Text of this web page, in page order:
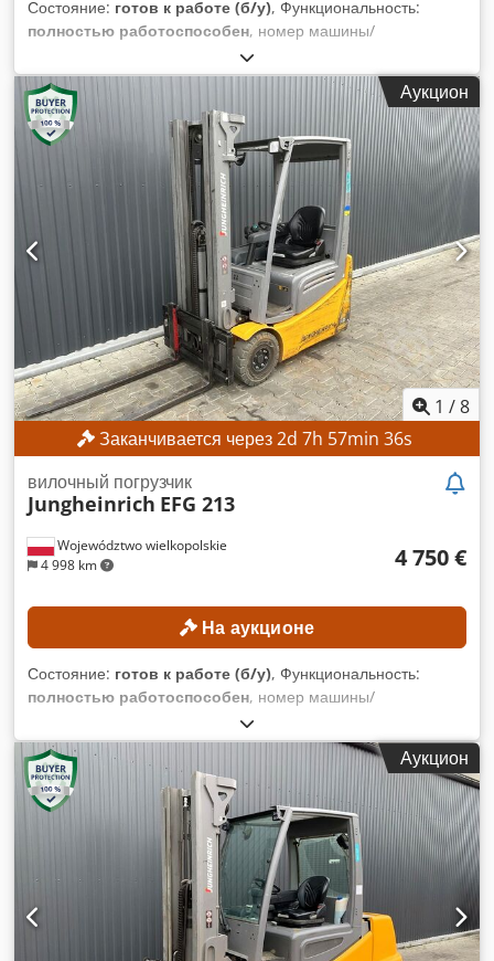
Состояние: готов к работе (б/у), Функциональность:
полностью работоспособен, номер машины/
H2X386H10283
2017, моточасы:5 612 h, высота подъема:4 625 мм,
свободный ход подъема:
, строительная высота:
2 121 мм , Оборудование:боковое смещение,
Минимальная цена отсутствует – гарантированная продажа
по самой высокой ставке! ТЕХНИЧЕСКИЕ
ХАРАКТЕРИСТИКИ Высота подъема: 4625 мм Габаритная
высота: 2121 мм Dedpfx Aszrlwienlswa Высота свободного
подъема: 1500 мм ХАРАКТЕРИСТИКИ МАШИНЫ Тип
мачты: трехсекционная мачта со свободным подъемом
Напряжение аккумулятора: 48 В Емкость аккумулятора: 585
Ач Шины: новые Наработка: 5612 ч КОМПЛЕКТАЦИЯ
Кабина Аккумулятор Зарядное устройство Боковой сдвиг
Внешний идентификатор: SL11370SP
Аукцион
1 /8
Заканчивается через2d 7h 57min 33s
Województwo wielkopolskie
4 998 km
вилочный погрузчик
Jungheinrich EFG 213
4 750 €
На аукционе
Состояние: готов к работе (б/у), Функциональность:
полностью работоспособен, номер машины/
FN651047
моточасы:17 268 h, высота подъема:4 700 мм, свободный
ход подъема:1 535 мм, тип мачты: триплекс
строительная высота: 2 125 мм , Оборудование:боковое
смещение
, Минимальная цена отсутствует –
гарантированная продажа по самой высокой цене!
ТЕХНИЧЕСКИЕ ХАРАКТЕРИСТИКИ Высота подъема: 4700
мм Общая высота: 2125 мм Высота свободного подъема:
1535 мм Dsdpfx Anozrlv Eslowa ХАРАКТЕРИСТИКИ
ОБОРУДОВАНИЯ Тип мачты: трехсекционная мачта со
свободным подъемом Напряжение аккумулятора: 48 В
Аукцион